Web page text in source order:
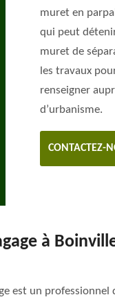
muret en
qui peut
muret de
les travaux
renseigner
d’urbanisme.
CONTACTEZ-
à
est un